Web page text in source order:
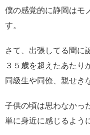
僕の感覚的に静岡はモ
す。
さて、出張してる間に
３５歳を超えたあたり
同級生や同僚、親せき
子供の頃は思わなかっ
単に身近に感じるよう